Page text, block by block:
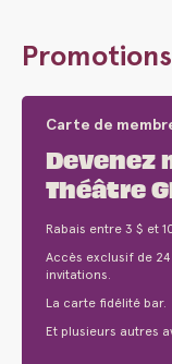
Promotions
Carte de
Devenez
Théâtre
Rabais entre 3 $ et
Accès exclusif de
invitations.
La carte fidélité bar.
Et plusieurs autres